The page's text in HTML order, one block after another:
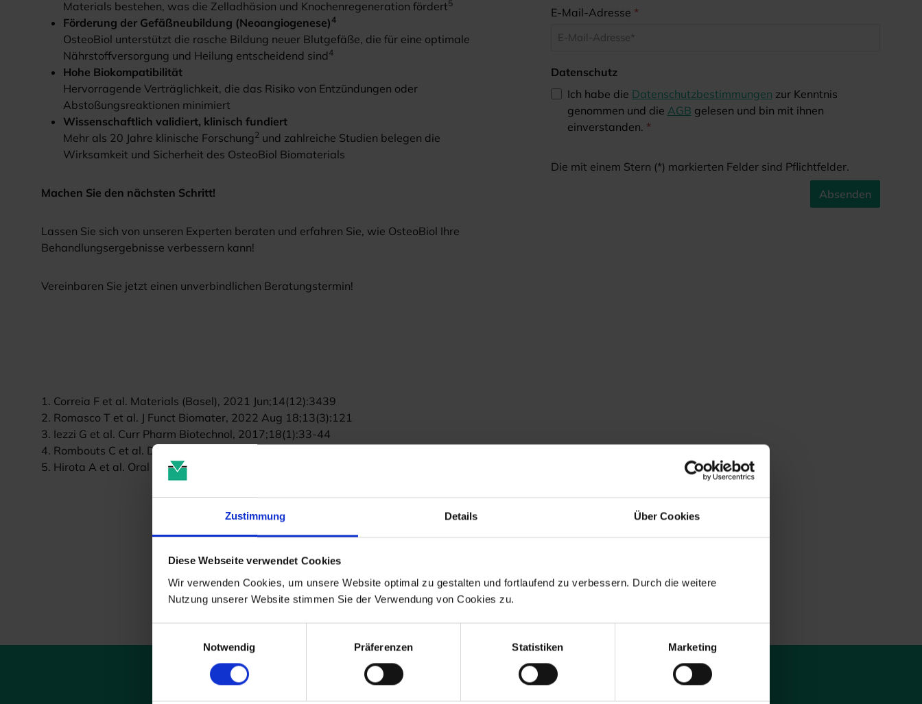
Zustimmung Details Über Cookies
Diese Webseite verwendet Cookies
Wir verwenden Cookies, um unsere Website optimal zu gestalten und fortlaufend zu verbessern. Durch die weitere
Nutzung unserer Website stimmen Sie der Verwendung von Cookies zu.
Notwendig
Präferenzen Statistiken Marketing
Materials bestehen, was die Zelladhäsion und Knochenregeneration fördert5
Förderung der Gefäßneubildung (Neoangiogenese)4
OsteoBiol unterstützt die rasche Bildung neuer Blutgefäße, die für eine optimale
Nährstoffversorgung und Heilung entscheidend sind 4
Hohe Biokompatibilität
Hervorragende Verträglichkeit, die das Risiko von Entzündungen oder
Abstoßungsreaktionen minimiert
Wissenschaftlich validiert, klinisch fundiert
Mehr als 20 Jahre klinische Forschung2 und zahlreiche Studien belegen die
Wirksamkeit und Sicherheit des OsteoBiol Biomaterials
Machen Sie den nächsten Schritt!
Lassen Sie sich von unseren Experten beraten und erfahren Sie, wie OsteoBiol Ihre
Behandlungsergebnisse verbessern kann!
Vereinbaren Sie jetzt einen unverbindlichen Beratungstermin!
1. Correia F et al. Materials (Basel), 2021 Jun;14(12):3439
2. Romasco T et al. J Funct Biomater, 2022 Aug 18;13(3):121
3. Iezzi G et al. Curr Pharm Biotechnol, 2017;18(1):33-44
4. Rombouts C et al. Dent Mater J, 2016 Dec 1;35(6):900-907
5. Hirota A et al. Oral Maxillofac Surg, 2020 Sep;24(3):299-308
E-Mail-Adresse *
Datenschutz
Ich habe die Datenschutzbestimmungen zur Kenntnis
genommen und die AGB gelesen und bin mit ihnen
einverstanden. *
Die mit einem Stern (*) markierten Felder sind Pflichtfelder.
Absenden
10%